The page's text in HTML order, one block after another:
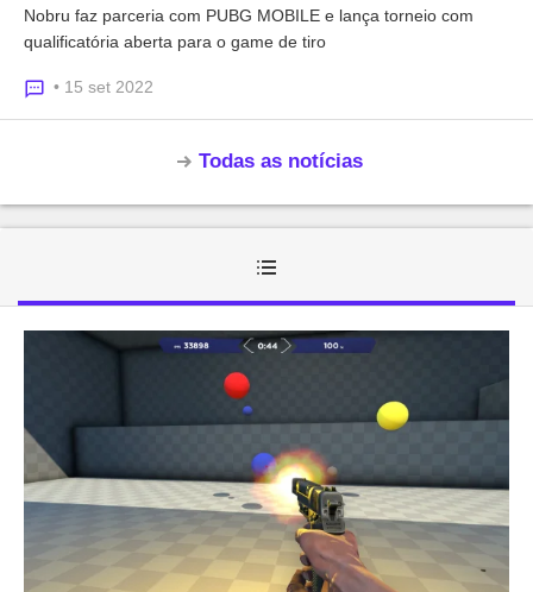
Nobru faz parceria com PUBG MOBILE e lança torneio com
qualificatória aberta para o game de tiro
• 15 set 2022
Todas as notícias